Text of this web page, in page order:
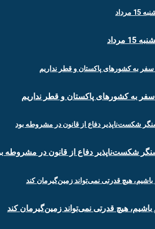
سفر به کشورهای پاکستان و قطر نداریم
شکست‌ناپذیر دفاع از قانون در مشروطه
هیچ قدرتی نمی‌تواند زمین‌گیرمان کند